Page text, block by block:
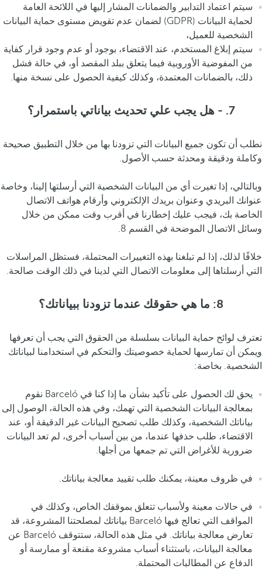
سيتم اعتماد التدابير والضمانات المشار إليها في اللائحة العامة
لحماية البيانات (GDPR) لضمان عدم تقويض مستوى حماية البيانات
الشخصية للعميل،
سيتم إبلاغ المستخدم، عند الاقتضاء، بوجود أو عدم وجود قرار كفاية
من المفوضية الأوروبية فيما يتعلق ببلد المقصد أو، في حالة فشل
ذلك، بالضمانات المعتمدة، وكذلك كيفية الحصول على نسخة منها.
7. - هل يجب علي تحديث بياناتي باستمرار؟
نطلب أن تكون جميع البيانات التي تزودنا بها من خلال التطبيق صحيحة
وكاملة ودقيقة ومحدثة حسب الأصول.
وبالتالي، إذا تغيرت أي من البيانات الشخصية التي أرسلتها إلينا، وخاصة
عنوانك البريدي وعنوان بريدك الإلكتروني وأرقام هواتف الاتصال
الخاصة بك، فيجب عليك إخطارنا في أقرب وقت ممكن من خلال
وسائل الاتصال الموضحة في القسم 8.
خلافًا لذلك، إذا لم تبلغنا بهذه التغييرات المحتملة، فستظل المراسلات
التي أرسلناها إلى معلومات الاتصال التي لدينا في ذلك الوقت صالحة.
8: ما هي حقوقك عندما تزودنا ببياناتك؟
تعترف لوائح حماية البيانات بسلسلة من الحقوق التي يجب أن تعرفها
ويمكن أن تمارسها لحماية خصوصيتك والتحكم في استخدامنا لبياناتك
الشخصية. بخاصة:
يحق لك الحصول على تأكيد بشأن ما إذا كنا في Barceló نقوم
بمعالجة البيانات الشخصية التي تهمك، وفي هذه الحالة، الوصول إلى
بياناتك الشخصية، وكذلك طلب تصحيح البيانات غير الدقيقة أو، عند
الاقتضاء، طلب حذفها عندما، من بين أسباب أخرى، لم تعد البيانات
ضرورية للأغراض التي تم جمعها من أجلها.
في ظروف معينة، يمكنك طلب تقييد معالجة بياناتك.
في حالات معينة ولأسباب تتعلق بموقفك الخاص، وكذلك في
المواقف التي تعالج فيها Barceló بياناتك لمصلحتنا المشروعة، قد
تعارض معالجة بياناتك. في مثل هذه الحالة، ستتوقف Barceló عن
معالجة البيانات، باستثناء أسباب مشروعة مقنعة أو ممارسة أو
الدفاع عن المطالبات المحتملة.